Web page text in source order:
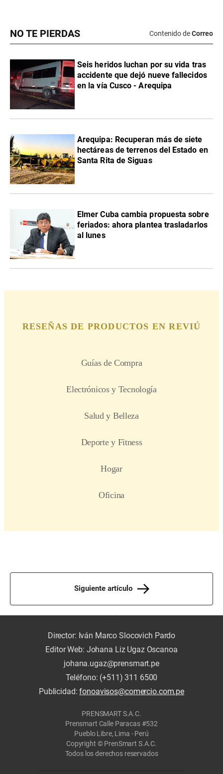
NO TE PIERDAS Contenido deCorreo
Seis heridos luchan por su vida tras
accidente que dejó nueve fallecidos
en la vía Cusco - Arequipa
Arequipa: Recuperan más de siete
hectáreas de terrenos del Estado en
Santa Rita de Siguas
Elmer Cuba cambia propuesta sobre
feriados: ahora plantea trasladarlos
al lunes
Siguiente artículo
Director: Iván Marco Slocovich Pardo
Editor Web: Johana Liz Ugaz Oscanoa
johana.ugaz@prensmart.pe
Teléfono: (+511) 311 6500
Publicidad:fonoavisos@comercio.com.pe
PRENSMART S.A.C.
Prensmart Calle Paracas #532
Pueblo Libre, Lima - Perú
Copyright © PrenSmart S.A.C.
Todos los derechos reservados